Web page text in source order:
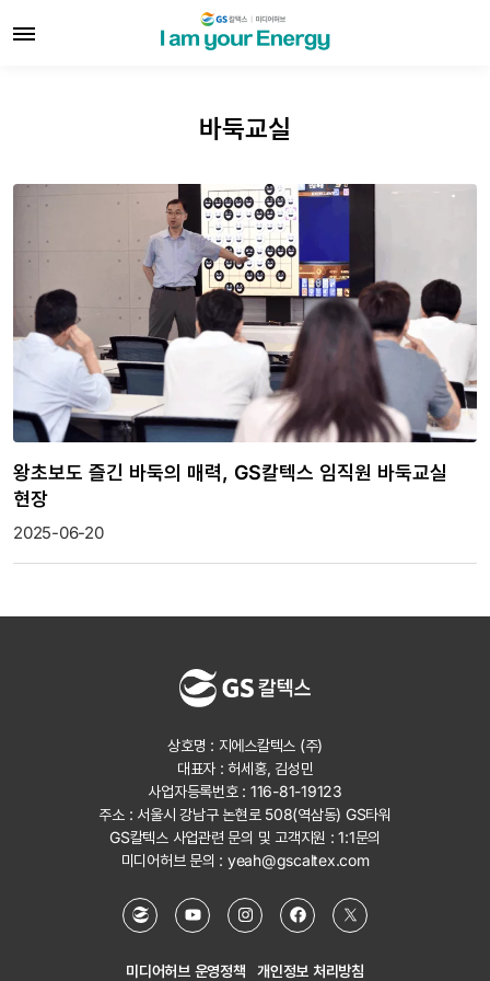
바둑교실
왕초보도 즐긴 바둑의 매력, GS칼텍스 임직원 바둑교실
현장
2025-06-20
상호명 : 지에스칼텍스 (주)
대표자 : 허세홍, 김성민
사업자등록번호 : 116-81-19123
주소 : 서울시 강남구 논현로 508(역삼동) GS타워
GS칼텍스 사업관련 문의 및 고객지원 :1:1문의
미디어허브 문의 : yeah@gscaltex.com
미디어허브 운영정책 개인정보 처리방침